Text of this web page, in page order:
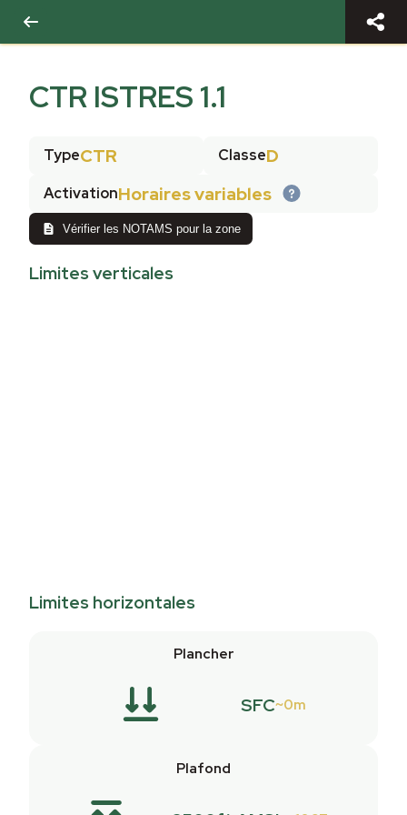
CTR ISTRES 1.1
TypeCTR ClasseD
ActivationHoraires variables
Vérifier les NOTAMS pour la zone
Limites verticales
Limites horizontales
Plancher
SFC 0m
Plafond